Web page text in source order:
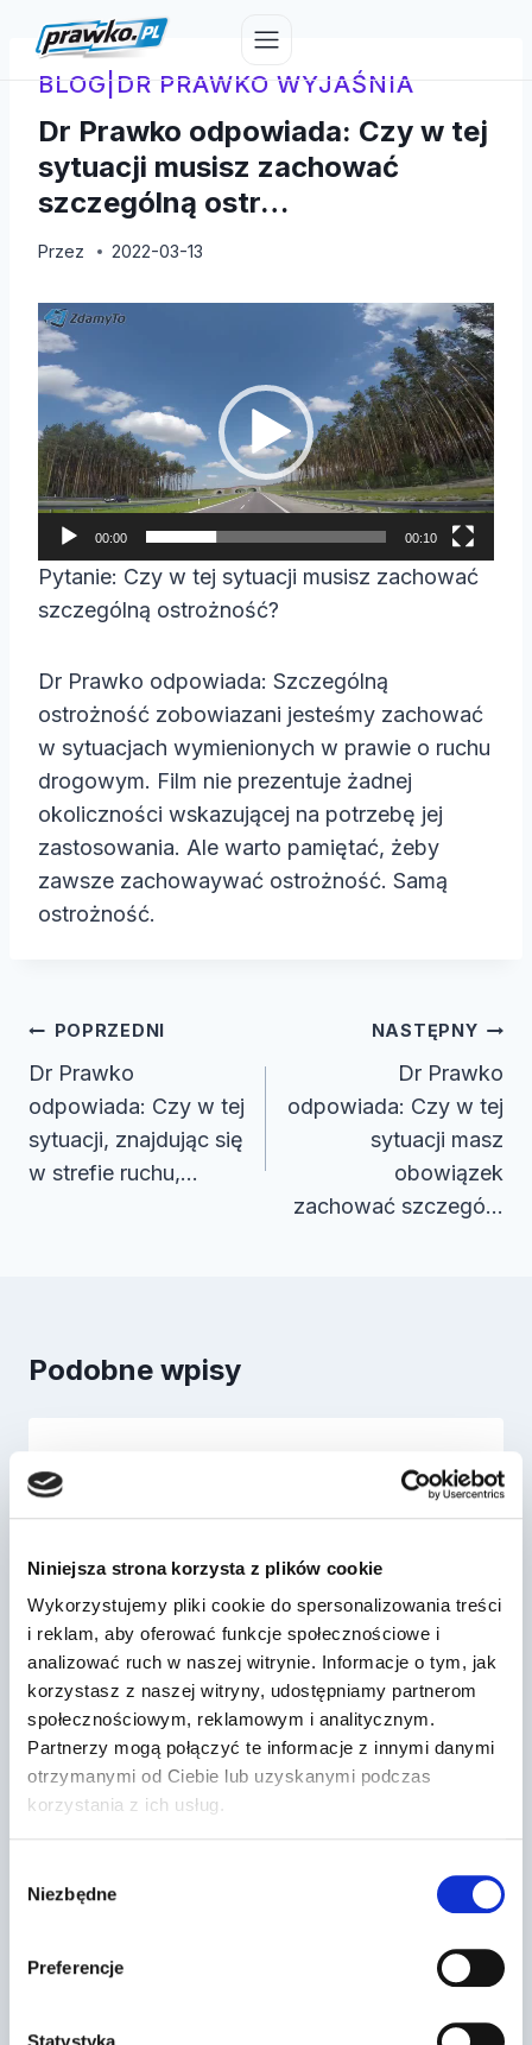
Niniejsza strona korzysta z plików cookie
Wykorzystujemy pliki cookie do spersonalizowania treści
i reklam, aby oferować funkcje społecznościowe i
analizować ruch w naszej witrynie. Informacje o tym, jak
korzystasz z naszej witryny, udostępniamy partnerom
społecznościowym, reklamowym i analitycznym.
Partnerzy mogą połączyć te informacje z innymi danymi
otrzymanymi od Ciebie lub uzyskanymi podczas
korzystania z ich usług.
zgody
Niezbędne
Preferencje
Statystyka
treściBLOG| DR PRAWKO WYJAŚNIA
Dr Prawko odpowiada: Czy w tej
sytuacji musisz zachować
szczególną ostr…
Przez 2022-03-13
O
d
t
w
a
r
z
c
z
i
d
e
o
00:00 00:10
Pytanie: Czy w tej sytuacji musisz zachować
szczególną ostrożność?
Dr Prawko odpowiada: Szczególną
ostrożność zobowiazani jesteśmy zachować
w sytuacjach wymienionych w prawie o ruchu
drogowym. Film nie prezentuje żadnej
okoliczności wskazującej na potrzebę jej
zastosowania. Ale warto pamiętać, żeby
zawsze zachowaywać ostrożność. Samą
ostrożność.
Nawigacja
wpisu
POPRZEDNI
Dr Prawko
odpowiada: Czy w tej
sytuacji, znajdując się
w strefie ruchu,…
NASTĘPNY
Dr Prawko
odpowiada: Czy w tej
sytuacji masz
obowiązek
zachować szczegó…
Podobne wpisy
Dr Prawko odpowiada: Zamierzasz
skręcić w lewo. Czy masz
Przez 2022-03-13